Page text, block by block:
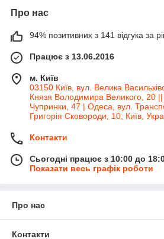
Про нас
94% позитивних з 141 відгука за
Працює з 13.06.2016
м. Київ
03150 Київ, вул. Велика
Князя Володимира Великого, 20 ||
Чупринки, 47 | Одеса, вул.
Григорія Сковороди, 10, Київ,
Контакти
Сьогодні працює з 10:00 до
Показати весь графік роботи
Про нас
Контакти